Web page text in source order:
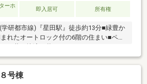
ーホ
即入居可 所有権
研都市線)『星田駅』徒歩約13分■緑豊か
れたオートロック付の6階の住まい■ペッ
ムーズ■屋根裏収納庫付き■
号棟